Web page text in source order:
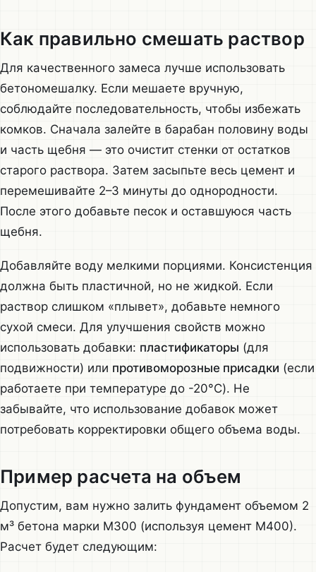
Как правильно смешать раствор
Для качественного замеса лучше использовать
бетономешалку. Если мешаете вручную,
соблюдайте последовательность, чтобы избежать
комков. Сначала залейте в барабан половину воды
и часть щебня — это очистит стенки от остатков
старого раствора. Затем засыпьте весь цемент и
перемешивайте 2–3 минуты до однородности.
После этого добавьте песок и оставшуюся часть
щебня.
Добавляйте воду мелкими порциями. Консистенция
должна быть пластичной, но не жидкой. Если
раствор слишком «плывет», добавьте немного
сухой смеси. Для улучшения свойств можно
использовать добавки: пластификаторы (для
подвижности) или противоморозные присадки (если
работаете при температуре до -20°C). Не
забывайте, что использование добавок может
потребовать корректировки общего объема воды.
Пример расчета на объем
Допустим, вам нужно залить фундамент объемом 2
м³ бетона марки М300 (используя цемент М400).
Расчет будет следующим: